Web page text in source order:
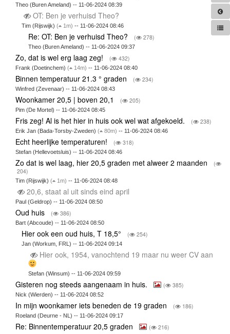
Theo (Buren Ameland) -- 11-06-2024 08:39
OT: Ben je verhuisd Theo?
Tim (Rijswijk)( 1m) -- 11-06-2024 08:46
Re: OT: Ben je verhuisd Theo? ( 278)
Theo (Buren Ameland) -- 11-06-2024 09:37
Zo, dat is wel erg laag zeg! ( 432)
Frank (Doetinchem) ( 14m) -- 11-06-2024 08:40
Binnen temperatuur 21.3 ° graden ( 234)
Winfred (Zevenaar) -- 11-06-2024 08:43
Woonkamer 20,5 | boven 20,1 ( 205)
Pim (De Mortel) -- 11-06-2024 08:45
Fris zeg! Al is het hier in huis ook wel wat afgekoeld. ( 238)
Erik Jan (Bada-Torsby-Zweden) ( 80m) -- 11-06-2024 08:46
Echt heerlijke temperaturen! ( 318)
Stefan (Hellevoetsluis) -- 11-06-2024 08:46
Zo dat is wel laag, hier 20,5 graden met alweer 2 maanden
(
204)
Tim (Rijswijk) ( 1m) -- 11-06-2024 08:48
20,6, staat al uit sinds eind april
Paul (Geldrop) -- 11-06-2024 08:50
Oud huis ( 386)
Bart (Abcoude) -- 11-06-2024 08:50
Hier ook een oud huis, T 18,5° ( 254)
Jan (Workum, FRL) -- 11-06-2024 09:14
Hier ook, 1954, vanochtend 19 maar nu weer CV aan
Stefan (Winsum) -- 11-06-2024 09:59
Gisteren nog steeds aangenaam in huis. ( 385)
Nick (Wierden) -- 11-06-2024 08:52
In mijn woonkamer iets beneden de 19 graden ( 186)
Roeland (Deurne - NL) -- 11-06-2024 09:17
Re: Binnentemperatuur 20,5 graden ( 216)